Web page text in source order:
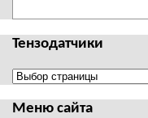
И
ТЕРМИНАЛЫ
МАССА-
Тензодатчики
Тензодатчики
Меню сайта